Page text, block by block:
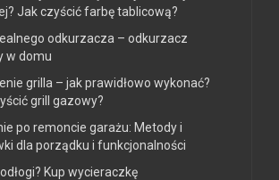
Jak czyścić farbę tablicową?
odkurzacza – odkurzacz
w domu
grilla – jak prawidłowo wykonać?
grill gazowy?
po remoncie garażu: Metody i
dla porządku i funkcjonalności
Kup wycieraczkę